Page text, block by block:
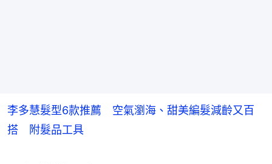
李多慧髮型6款推薦 空氣瀏海、甜美編髮減齡又百
搭 附髮品工具